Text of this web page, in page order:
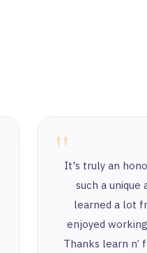
"It's truly an
such a unique
learned a lot
enjoyed
Thanks learn n’